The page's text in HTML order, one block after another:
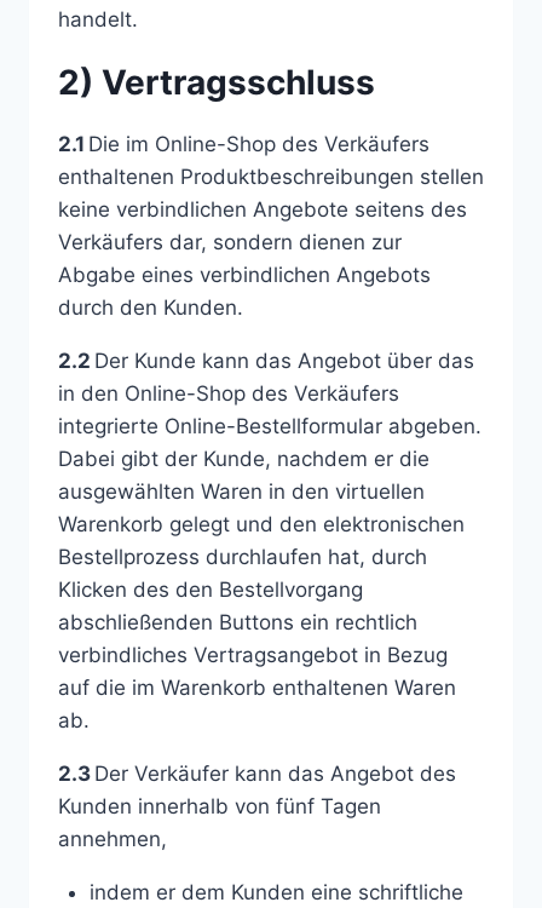
handelt.
2) Vertragsschluss
2.1 Die im Online-Shop des Verkäufers
enthaltenen Produktbeschreibungen stellen
keine verbindlichen Angebote seitens des
Verkäufers dar, sondern dienen zur
Abgabe eines verbindlichen Angebots
durch den Kunden.
2.2 Der Kunde kann das Angebot über das
in den Online-Shop des Verkäufers
integrierte Online-Bestellformular abgeben.
Dabei gibt der Kunde, nachdem er die
ausgewählten Waren in den virtuellen
Warenkorb gelegt und den elektronischen
Bestellprozess durchlaufen hat, durch
Klicken des den Bestellvorgang
abschließenden Buttons ein rechtlich
verbindliches Vertragsangebot in Bezug
auf die im Warenkorb enthaltenen Waren
ab.
2.3 Der Verkäufer kann das Angebot des
Kunden innerhalb von fünf Tagen
annehmen,
indem er dem Kunden eine schriftliche